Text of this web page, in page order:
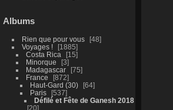
Albums
Rien que pour vous
48
Voyages !
1885
Costa Rica
15
Minorque
3
Madagascar
75
France
872
Haut-Gard (30)
64
Paris
537
Défilé et Fête de Ganesh 2018
20